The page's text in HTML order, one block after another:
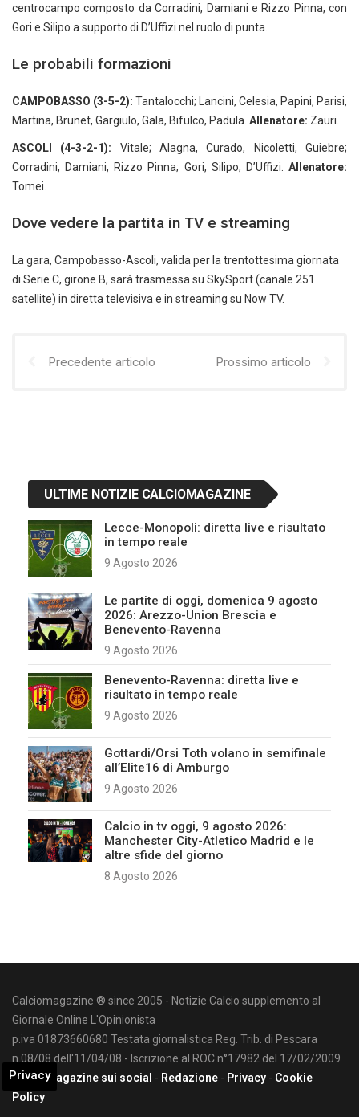
centrocampo composto da Corradini, Damiani e Rizzo Pinna, con
Gori e Silipo a supporto di D’Uffizi nel ruolo di punta.
Le probabili formazioni
CAMPOBASSO (3-5-2): Tantalocchi; Lancini, Celesia, Papini, Parisi,
Martina, Brunet, Gargiulo, Gala, Bifulco, Padula. Allenatore: Zauri.
ASCOLI (4-3-2-1): Vitale; Alagna, Curado, Nicoletti, Guiebre;
Corradini, Damiani, Rizzo Pinna; Gori, Silipo; D’Uffizi. Allenatore:
Tomei.
Dove vedere la partita in TV e streaming
La gara, Campobasso-Ascoli, valida per la trentottesima giornata
di Serie C, girone B, sarà trasmessa su SkySport (canale 251
satellite) in diretta televisiva e in streaming su Now TV.
Precedente articolo Prossimo articolo
ULTIME NOTIZIE CALCIOMAGAZINE
Lecce-Monopoli: diretta live e risultato
in tempo reale
9 Agosto 2026
Le partite di oggi, domenica 9 agosto
2026: Arezzo-Union Brescia e
Benevento-Ravenna
9 Agosto 2026
Benevento-Ravenna: diretta live e
risultato in tempo reale
9 Agosto 2026
Gottardi/Orsi Toth volano in semifinale
all’Elite16 di Amburgo
9 Agosto 2026
Calcio in tv oggi, 9 agosto 2026:
Manchester City-Atletico Madrid e le
altre sfide del giorno
8 Agosto 2026
Calciomagazine ® since 2005 - Notizie Calcio supplemento al
Giornale Online L'Opinionista
p.iva 01873660680 Testata giornalistica Reg. Trib. di Pescara
n.08/08 dell'11/04/08 - Iscrizione al ROC n°17982 del 17/02/2009
Calciomagazine sui social - Redazione - Privacy - Cookie
Policy
Privacy